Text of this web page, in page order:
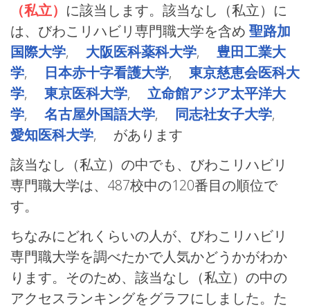
（私立） に該当します。該当なし（私立）に
は、びわこリハビリ専門職大学を含め 聖路加
国際大学, 大阪医科薬科大学, 豊田工業大
学, 日本赤十字看護大学, 東京慈恵会医科大
学, 東京医科大学, 立命館アジア太平洋大
学, 名古屋外国語大学, 同志社女子大学,
愛知医科大学, があります
該当なし（私立）の中でも、びわこリハビリ
専門職大学は、487校中の120番目の順位で
す。
ちなみにどれくらいの人が、びわこリハビリ
専門職大学を調べたかで人気かどうかがわか
ります。そのため、該当なし（私立）の中の
アクセスランキングをグラフにしました。た